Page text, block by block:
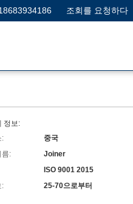
조회를 요청하다
정보:
:
중국
름:
Joiner
ISO 9001 2015
:
25-70으로부터